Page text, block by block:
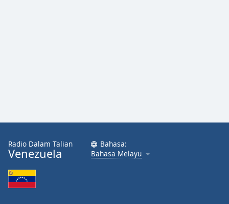
Font
Family
Radio Dalam Talian
Venezuela
Bahasa:
Bahasa Melayu